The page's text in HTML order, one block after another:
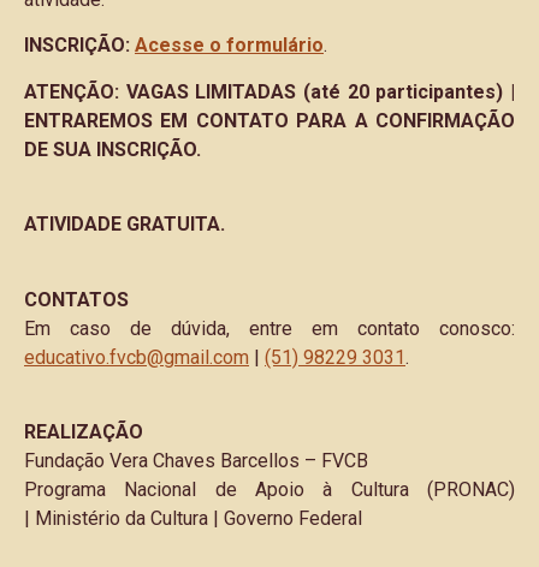
INSCRIÇÃO: Acesse o formulário.
ATENÇÃO: VAGAS LIMITADAS (até 20 participantes) |
ENTRAREMOS EM CONTATO PARA A CONFIRMAÇÃO
DE SUA INSCRIÇÃO.
ATIVIDADE GRATUITA.
CONTATOS
Em caso de dúvida, entre em contato conosco:
educativo.fvcb@gmail.com | (51) 98229 3031 .
REALIZAÇÃO
Fundação Vera Chaves Barcellos – FVCB
Programa Nacional de Apoio à Cultura (PRONAC)
| Ministério da Cultura | Governo Federal